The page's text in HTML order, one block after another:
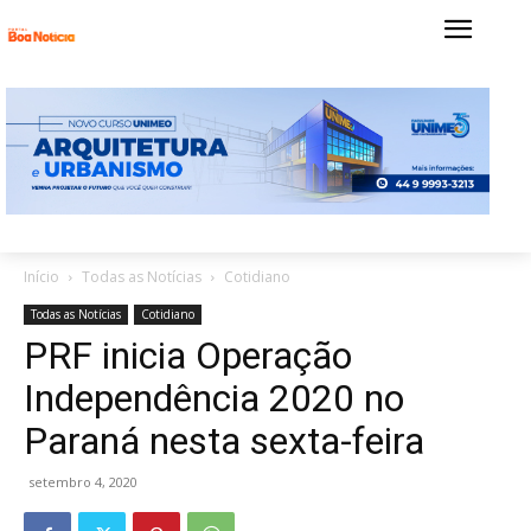
Início Todas as Notícias Cotidiano
Todas as Notícias Cotidiano
PRF inicia Operação
Independência 2020 no
Paraná nesta sexta-feira
setembro 4, 2020